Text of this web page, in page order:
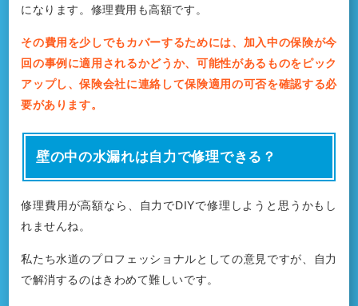
になります。修理費用も高額です。
その費用を少しでもカバーするためには、加入中の保険が今
回の事例に適用されるかどうか、可能性があるものをピック
アップし、保険会社に連絡して保険適用の可否を確認する必
要があります。
壁の中の水漏れは自力で修理できる？
修理費用が高額なら、自力でDIYで修理しようと思うかもし
れませんね。
私たち水道のプロフェッショナルとしての意見ですが、自力
で解消するのはきわめて難しいです。